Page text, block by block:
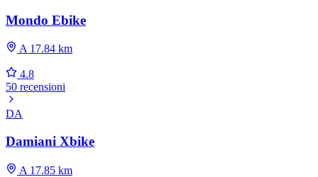
Mondo Ebike
A 17.84 km
4.8
50 recensioni
DA
Damiani Xbike
A 17.85 km